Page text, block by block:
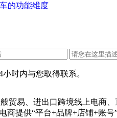
的功能维度
时内与您取得联系。
贸易、进出口跨境线上电商
商提供“平台+品牌+店铺+账号